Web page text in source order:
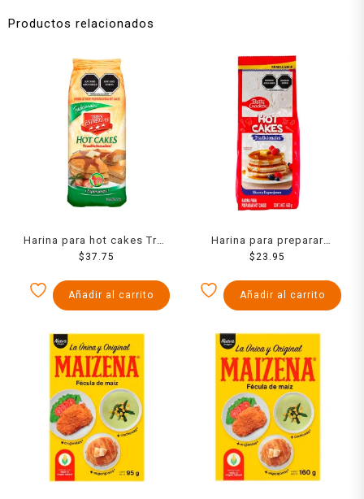
Productos relacionados
Harina para hot cakes Tres
Estrellas tradicionales 1
$ 37.75
Añadir al carrito
Harina para preparar
hotcakes Betty Crocker
$ 23.95
Añadir al carrito